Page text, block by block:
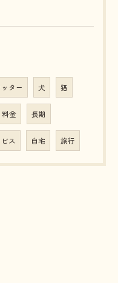
ター 犬 猫
料金 長期
ス 自宅 旅行